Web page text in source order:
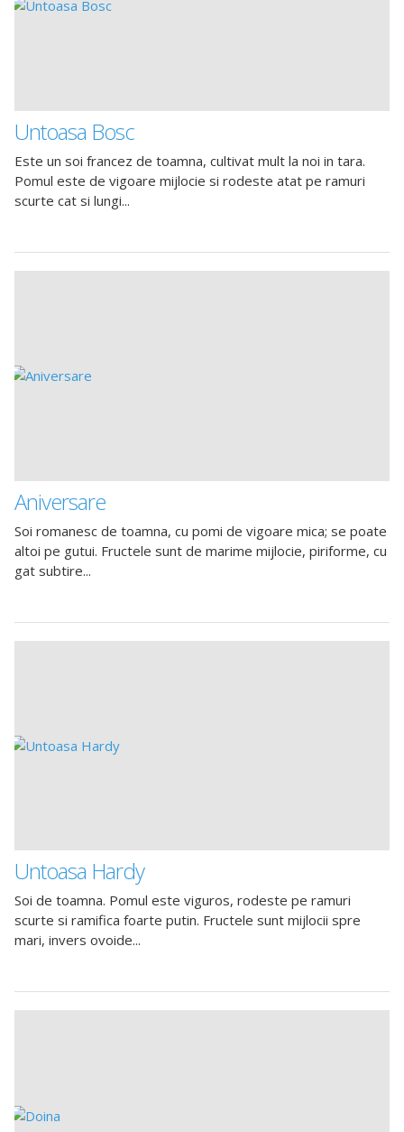
Untoasa Bosc
Este un soi francez de toamna, cultivat mult la noi in tara.
Pomul este de vigoare mijlocie si rodeste atat pe ramuri
scurte cat si lungi...
Aniversare
Soi romanesc de toamna, cu pomi de vigoare mica; se poate
altoi pe gutui. Fructele sunt de marime mijlocie, piriforme, cu
gat subtire...
Untoasa Hardy
Soi de toamna. Pomul este viguros, rodeste pe ramuri
scurte si ramifica foarte putin. Fructele sunt mijlocii spre
mari, invers ovoide...